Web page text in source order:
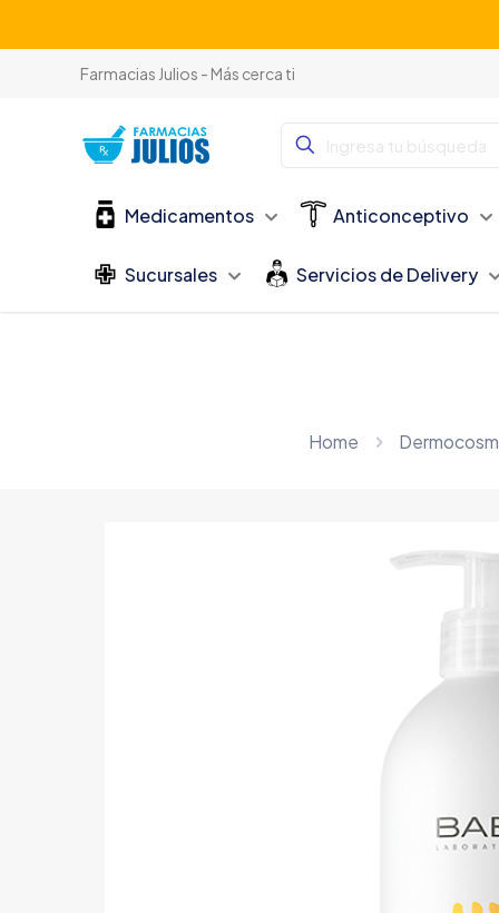
Farmacias Julios - Más cerca ti
Medicamentos Anticonceptivo
Sucursales Servicios de Delivery
Home